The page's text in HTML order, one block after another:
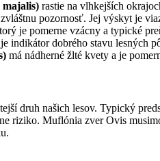
majalis) rastie na vlhkejších
pozornosť. Jej výskyt je
je pomerne vzácny a typické
je indikátor dobrého stavu lesných
má nádherné žlté kvety a je
druh našich lesov. Typický
riziko. Muflónia zver Ovis